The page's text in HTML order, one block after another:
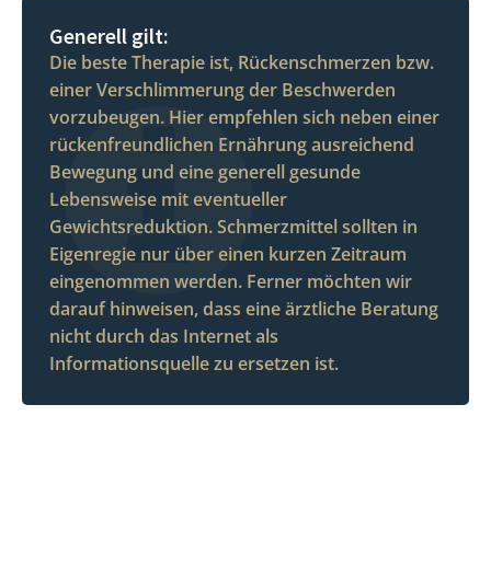
Generell gilt:
Die beste Therapie ist, Rückenschmerzen bzw.
einer Verschlimmerung der Beschwerden
vorzubeugen. Hier empfehlen sich neben einer
rückenfreundlichen Ernährung ausreichend
Bewegung und eine generell gesunde
Lebensweise mit eventueller
Gewichtsreduktion. Schmerzmittel sollten in
Eigenregie nur über einen kurzen Zeitraum
eingenommen werden. Ferner möchten wir
darauf hinweisen, dass eine ärztliche Beratung
nicht durch das Internet als
Informationsquelle zu ersetzen ist.